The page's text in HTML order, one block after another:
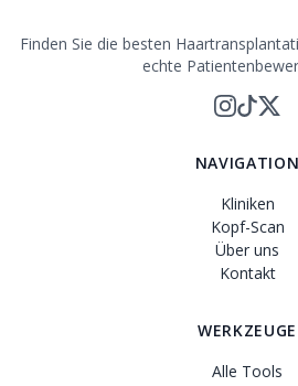
Finden Sie die besten
echte
NAVIGATION
Kliniken
Kopf-Scan
Über uns
Kontakt
WERKZEUGE
Alle Tools